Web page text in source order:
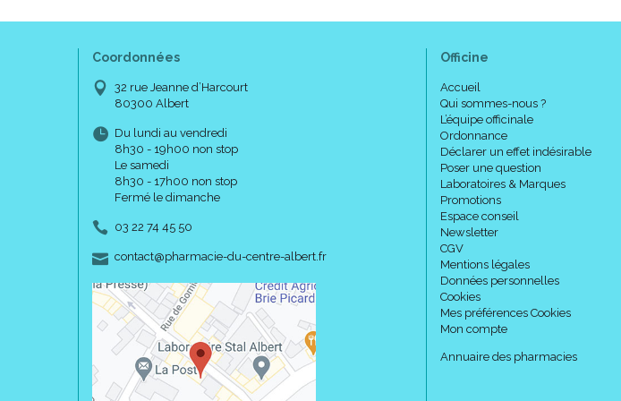
Coordonnées
32 rue Jeanne d’Harcourt
80300 Albert
Du lundi au vendredi
8h30 - 19h00 non stop
Le samedi
8h30 - 17h00 non stop
Fermé le dimanche
03 22 74 45 50
contact-
@-
pharmacie-du-centre-albert.fr
Officine
Accueil
Qui sommes-nous ?
L’équipe officinale
Ordonnance
Déclarer un effet indésirable
Poser une question
Laboratoires & Marques
Promotions
Espace conseil
Newsletter
CGV
Mentions légales
Données personnelles
Cookies
Mes préférences Cookies
Mon compte
Annuaire des pharmacies